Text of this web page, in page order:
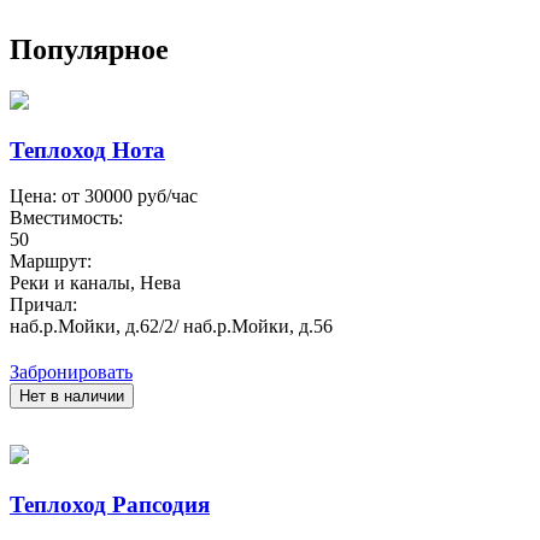
Популярное
Теплоход Нота
Цена: от 30000 руб/час
Вместимость:
50
Маршрут:
Реки и каналы, Нева
Причал:
наб.р.Мойки, д.62/2/ наб.р.Мойки, д.56
Забронировать
Нет в наличии
Теплоход Рапсодия